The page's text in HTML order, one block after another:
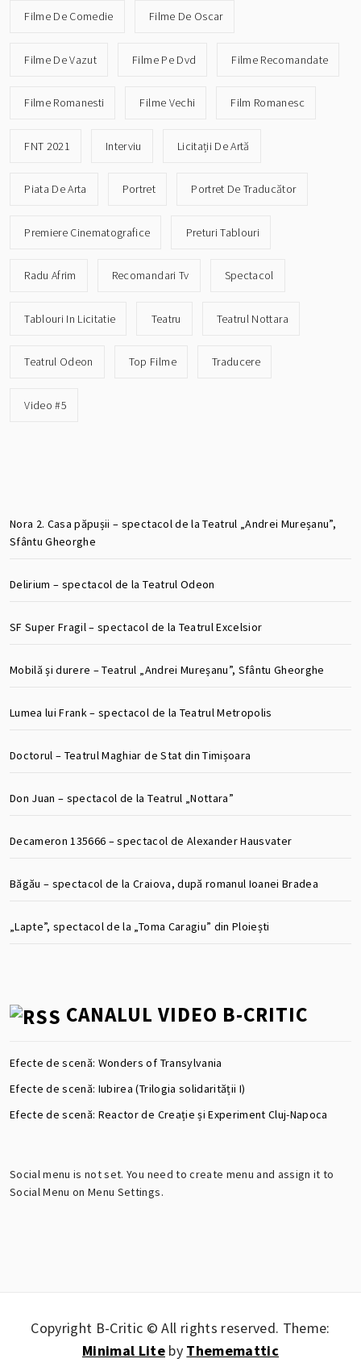
Filme De Comedie Filme De Oscar
Filme De Vazut Filme Pe Dvd Filme Recomandate
Filme Romanesti Filme Vechi Film Romanesc
FNT 2021 Interviu Licitații De Artă
Piata De Arta Portret Portret De Traducător
Premiere Cinematografice Preturi Tablouri
Radu Afrim Recomandari Tv Spectacol
Tablouri In Licitatie Teatru Teatrul Nottara
Teatrul Odeon Top Filme Traducere
Video #5
Nora 2. Casa păpușii – spectacol de la Teatrul „Andrei Mureșanu”,
Sfântu Gheorghe
Delirium – spectacol de la Teatrul Odeon
SF Super Fragil – spectacol de la Teatrul Excelsior
Mobilă și durere – Teatrul „Andrei Mureșanu”, Sfântu Gheorghe
Lumea lui Frank – spectacol de la Teatrul Metropolis
Doctorul – Teatrul Maghiar de Stat din Timișoara
Don Juan – spectacol de la Teatrul „Nottara”
Decameron 135666 – spectacol de Alexander Hausvater
Băgău – spectacol de la Craiova, după romanul Ioanei Bradea
„Lapte”, spectacol de la „Toma Caragiu” din Ploiești
CANALUL VIDEO B-CRITIC
Efecte de scenă: Wonders of Transylvania
Efecte de scenă: Iubirea (Trilogia solidarității I)
Efecte de scenă: Reactor de Creație și Experiment Cluj-Napoca
Social menu is not set. You need to create menu and assign it to
Social Menu on Menu Settings.
Copyright B-Critic © All rights reserved. Theme:
Minimal Liteby Thememattic